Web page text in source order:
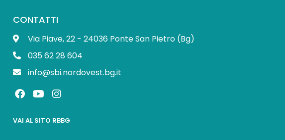
CONTATTI
Via Piave, 22 - 24036 Ponte San Pietro (Bg)
035 62 28 604
info@sbi.nordovest.bg.it
F
a
e
Y
o
t
I
n
t
VAI AL SITO RBBG